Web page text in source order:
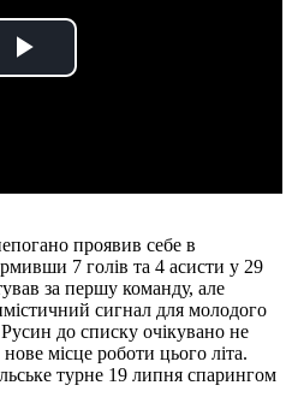
Play
проявив себе в
7 голів та 4 асисти у 29
за першу команду, але
сигнал для молодого
до списку очікувано не
місце роботи цього літа.
турне 19 липня спарингом